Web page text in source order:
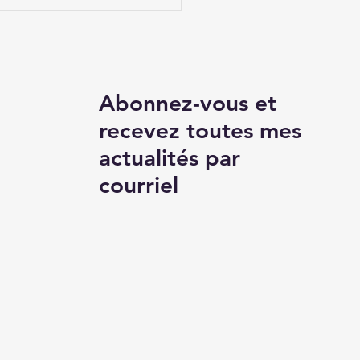
Abonnez-vous et
recevez toutes mes
actualités par
courriel